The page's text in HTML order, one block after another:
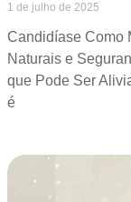
1 de julho de 2025
Candidíase Como
Naturais e
que Pode Ser
é